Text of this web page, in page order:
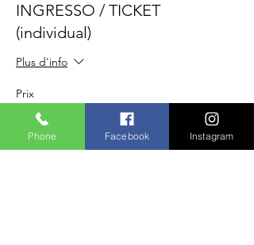
INGRESSO / TICKET
(individual)
Plus d'info
Prix
480,00 R$
Phone Facebook Instagram